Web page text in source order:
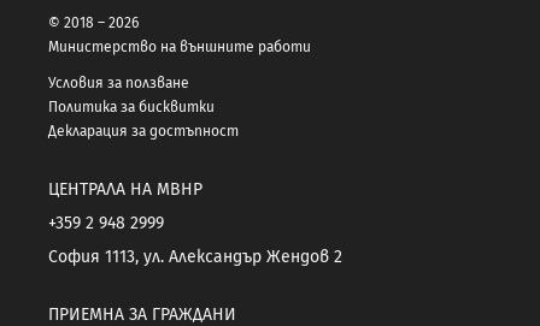
© 2018 – 2026
Министерство на външните работи
Условия за ползване
Политика за бисквитки
Декларация за достъпност
ЦЕНТРАЛА НА МВНР
+359 2 948 2999
София 1113, ул. Александър Жендов 2
ПРИЕМНА ЗА ГРАЖДАНИ